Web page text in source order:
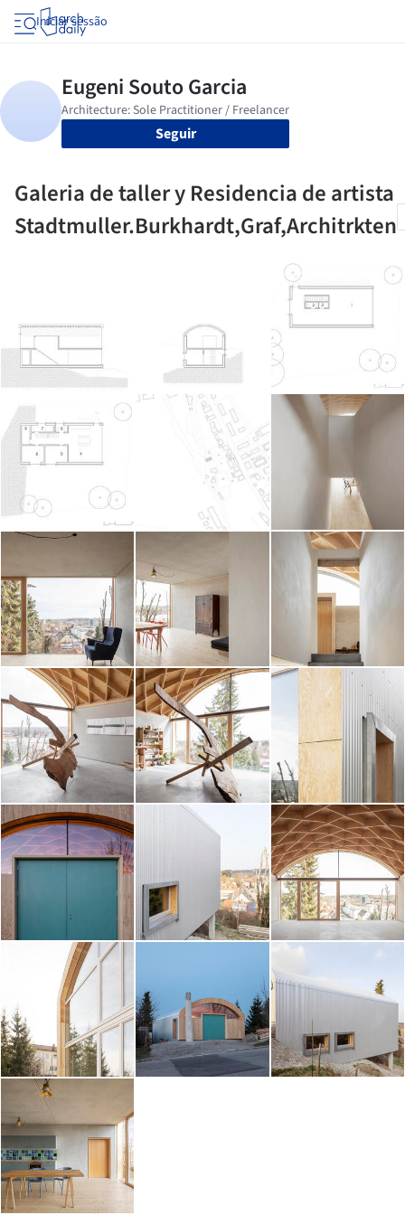
Iniciar sessão
Seguir
Galeria de taller y Residencia de artista
Stadtmuller.Burkhardt,Graf,Architrkten